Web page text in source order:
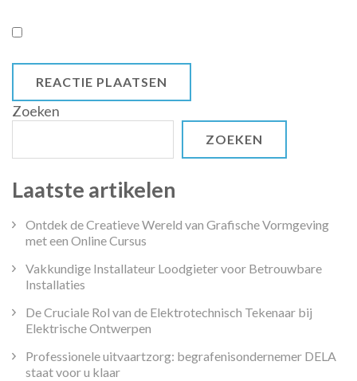
Zoeken
ZOEKEN
Laatste artikelen
Ontdek de Creatieve Wereld van Grafische Vormgeving
met een Online Cursus
Vakkundige Installateur Loodgieter voor Betrouwbare
Installaties
De Cruciale Rol van de Elektrotechnisch Tekenaar bij
Elektrische Ontwerpen
Professionele uitvaartzorg: begrafenisondernemer DELA
staat voor u klaar